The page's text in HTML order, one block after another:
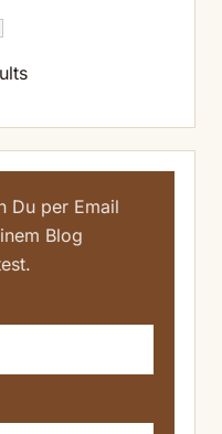
Du per Email
Blog